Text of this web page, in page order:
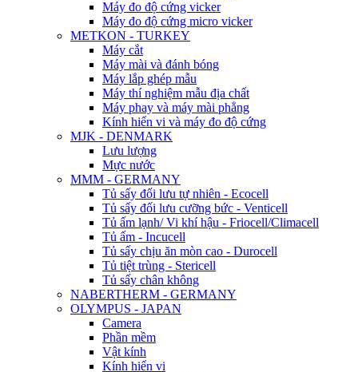
Máy đo độ cứng vicker
Máy đo độ cứng micro vicker
METKON - TURKEY
Máy cắt
Máy mài và đánh bóng
Máy lắp ghép mẫu
Máy thí nghiệm mẫu địa chất
Máy phay và máy mài phẳng
Kính hiển vi và máy đo độ cứng
MJK - DENMARK
Lưu lượng
Mực nước
MMM - GERMANY
Tủ sấy đối lưu tự nhiên - Ecocell
Tủ sấy đối lưu cưỡng bức - Venticell
Tủ ấm lạnh/ Vi khí hậu - Friocell/Climacell
Tủ ấm - Incucell
Tủ sấy chịu ăn mòn cao - Durocell
Tủ tiệt trùng - Stericell
Tủ sấy chân không
NABERTHERM - GERMANY
OLYMPUS - JAPAN
Camera
Phần mềm
Vật kính
Kính hiển vi